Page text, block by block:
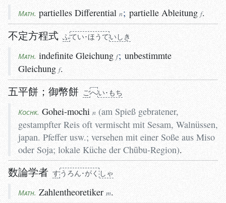
Math. partielles Differential n; partielle Ableitung f.
不定方程式 ふてい･ほうていしき
Math. indefinite Gleichung f; unbestimmte
Gleichung f.
五平餅 ； 御幣餅 ごへい･もち
Kochk. Gohei-mochi n (am Spieß gebratener,
gestampfter Reis oft vermischt mit Sesam, Walnüssen,
japan. Pfeffer usw.; versehen mit einer Soße aus Miso
oder Soja; lokale Küche der Chūbu-Region).
数論学者 すう ろん･がくしゃ
Math. Zahlentheoretiker m.